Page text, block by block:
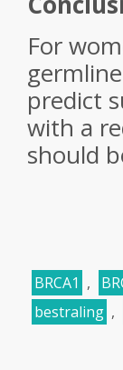
For
germline
predict
with a
should
BRCA1 ,
bestraling ,